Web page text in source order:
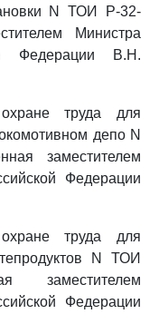
N ТОИ Р-32-
Министра
Федерации В.Н.
труда для
депо N
заместителем
Федерации
труда для
N ТОИ
заместителем
Федерации